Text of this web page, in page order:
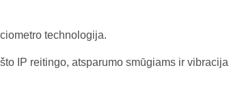
technologija.
IP reitingo, atsparumo smūgiams ir